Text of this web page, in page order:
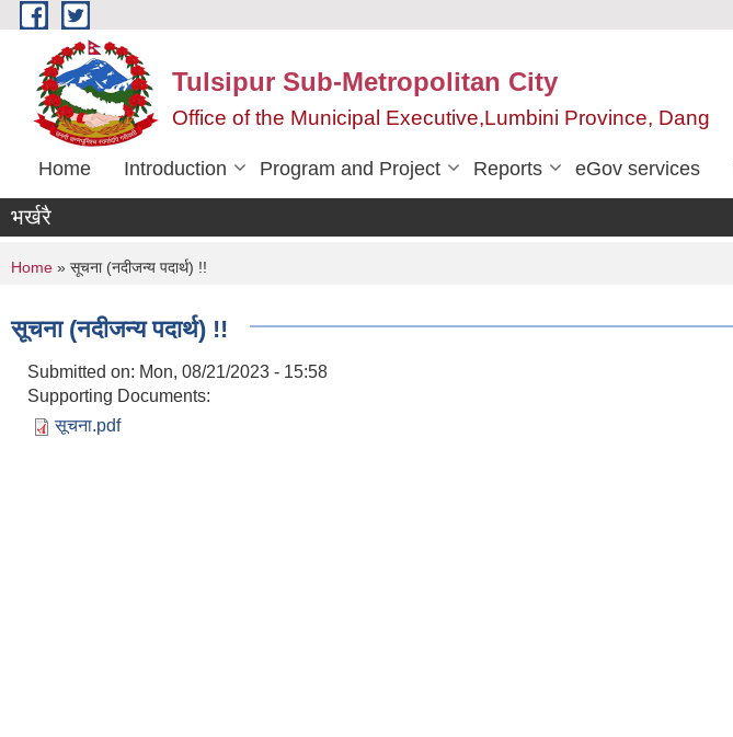
Skip to main content
Tulsipur Sub-Metropolitan City
Office of the Municipal Executive,Lumbini Province, Dang
Home Introduction Program and Project Reports eGov services
भर्खरै
You are here
Home » सूचना (नदीजन्य पदार्थ) !!
सूचना (नदीजन्य पदार्थ) !!
Submitted on: Mon, 08/21/2023 - 15:58
Supporting Documents:
सूचना.pdf